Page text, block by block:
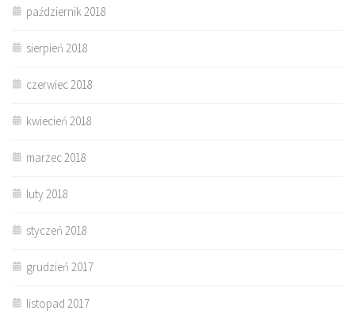
październik 2018
sierpień 2018
czerwiec 2018
kwiecień 2018
marzec 2018
luty 2018
styczeń 2018
grudzień 2017
listopad 2017